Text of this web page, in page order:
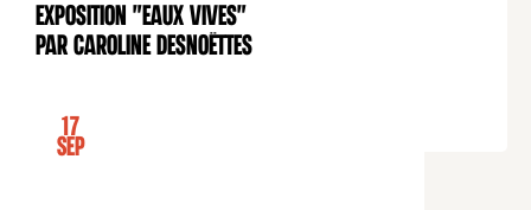
EXPOSITION
Exposition "Eaux Vives"
par Caroline Desnoëttes
17
Sep
Mardi19
.
05de20:00à21:30
Tarif plein : 30€